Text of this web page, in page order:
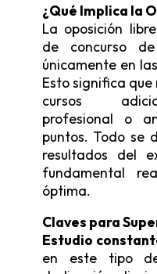
¿Qué Implica la
La oposición
de concurso
únicamente en
Esto significa
cursos
profesional o
puntos. Todo se
resultados del
fundamental
óptima.
Claves para
Estudio
en este tipo